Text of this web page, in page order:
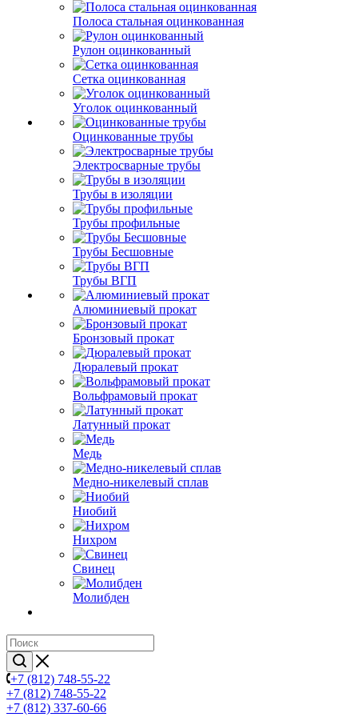
Полоса стальная оцинкованная
Рулон оцинкованный
Сетка оцинкованная
Уголок оцинкованный
Оцинкованные трубы
Электросварные трубы
Трубы в изоляции
Трубы профильные
Трубы Бесшовные
Трубы ВГП
Алюминиевый прокат
Бронзовый прокат
Дюралевый прокат
Вольфрамовый прокат
Латунный прокат
Медь
Медно-никелевый сплав
Ниобий
Нихром
Свинец
Молибден
+7 (812) 748-55-22
+7 (812) 748-55-22
+7 (812) 337-60-66